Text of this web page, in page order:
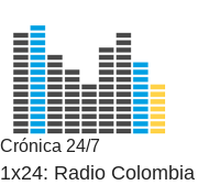
Crónica 24/7
1x24: Radio Colombia